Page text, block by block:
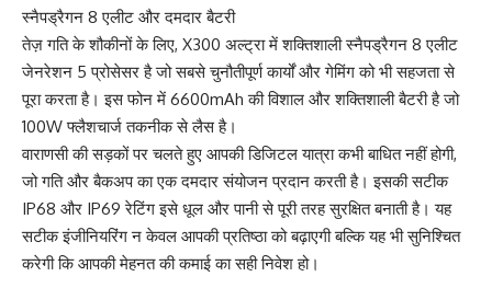
स्नैपड्रैगन 8 एलीट और दमदार बैटरी
तेज़ गति के शौकीनों के लिए, X300 अल्ट्रा में शक्तिशाली स्नैपड्रैगन 8 एलीट
जेनरेशन 5 प्रोसेसर है जो सबसे चुनौतीपूर्ण कार्यों और गेमिंग को भी सहजता से
पूरा करता है। इस फोन में 6600mAh की विशाल और शक्तिशाली बैटरी है जो
100W फ्लैशचार्ज तकनीक से लैस है।
वाराणसी की सड़कों पर चलते हुए आपकी डिजिटल यात्रा कभी बाधित नहीं होगी,
जो गति और बैकअप का एक दमदार संयोजन प्रदान करती है। इसकी सटीक
IP68 और IP69 रेटिंग इसे धूल और पानी से पूरी तरह सुरक्षित बनाती है। यह
सटीक इंजीनियरिंग न केवल आपकी प्रतिष्ठा को बढ़ाएगी बल्कि यह भी सुनिश्चित
करेगी कि आपकी मेहनत की कमाई का सही निवेश हो।